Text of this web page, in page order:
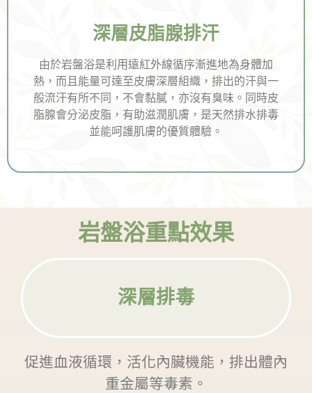
深層皮脂腺排汗
由於岩盤浴是利用遠紅外線循序漸進地為身體加
熱，而且能量可達至皮膚深層組織，排出的汗與一
般流汗有所不同，不會黏膩，亦沒有臭味。同時皮
脂腺會分泌皮脂，有助滋潤肌膚，是天然排水排毒
並能呵護肌膚的優質體驗。
岩盤浴重點效果
深層排毒
促進血液循環，活化內臟機能，排出體內
重金屬等毒素。